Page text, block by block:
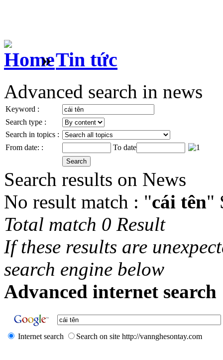
» Tin tức
Advanced search in news
Keyword :
Search type :
Search in topics :
From date: :
To date
Search results on News
No result match : "cái tên"
Total match 0 Result
If these results are
search engine below
Advanced internet search
Internet search Search on site http://vannghesontay.com